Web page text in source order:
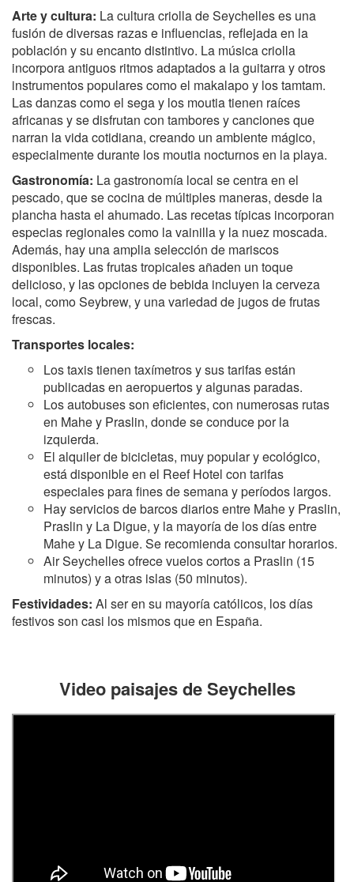
Arte y cultura: La cultura criolla de Seychelles es una
fusión de diversas razas e influencias, reflejada en la
población y su encanto distintivo. La música criolla
incorpora antiguos ritmos adaptados a la guitarra y otros
instrumentos populares como el makalapo y los tamtam.
Las danzas como el sega y los moutia tienen raíces
africanas y se disfrutan con tambores y canciones que
narran la vida cotidiana, creando un ambiente mágico,
especialmente durante los moutia nocturnos en la playa.
Gastronomía: La gastronomía local se centra en el
pescado, que se cocina de múltiples maneras, desde la
plancha hasta el ahumado. Las recetas típicas incorporan
especias regionales como la vainilla y la nuez moscada.
Además, hay una amplia selección de mariscos
disponibles. Las frutas tropicales añaden un toque
delicioso, y las opciones de bebida incluyen la cerveza
local, como Seybrew, y una variedad de jugos de frutas
frescas.
Transportes locales:
Los taxis tienen taxímetros y sus tarifas están
publicadas en aeropuertos y algunas paradas.
Los autobuses son eficientes, con numerosas rutas
en Mahe y Praslin, donde se conduce por la
izquierda.
El alquiler de bicicletas, muy popular y ecológico,
está disponible en el Reef Hotel con tarifas
especiales para fines de semana y períodos largos.
Hay servicios de barcos diarios entre Mahe y Praslin,
Praslin y La Digue, y la mayoría de los días entre
Mahe y La Digue. Se recomienda consultar horarios.
Air Seychelles ofrece vuelos cortos a Praslin (15
minutos) y a otras islas (50 minutos).
Festividades: Al ser en su mayoría católicos, los días
festivos son casi los mismos que en España.
Video paisajes de Seychelles